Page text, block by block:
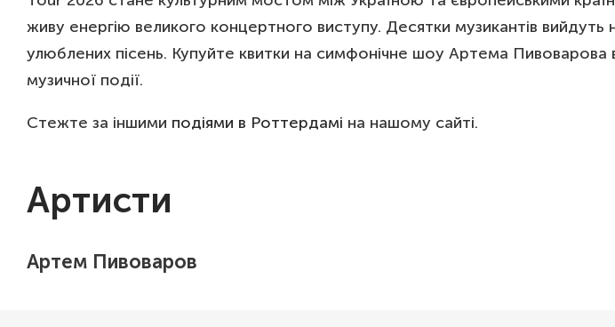
живу енергію великого концертного виступу. Десятки музикантів
улюблених пісень. Купуйте квитки на симфонічне шоу Артема Пивоварова
музичної події.
Стежте за іншими подіями в Роттердамі на нашому сайті.
Артисти
Артем Пивоваров